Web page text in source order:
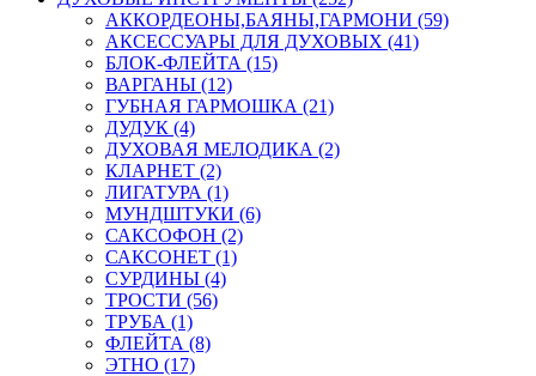
АККОРДЕОНЫ,БАЯНЫ,ГАРМОНИ (59)
АКСЕССУАРЫ ДЛЯ ДУХОВЫХ (41)
БЛОК-ФЛЕЙТА (15)
ВАРГАНЫ (12)
ГУБНАЯ ГАРМОШКА (21)
ДУДУК (4)
ДУХОВАЯ МЕЛОДИКА (2)
КЛАРНЕТ (2)
ЛИГАТУРА (1)
МУНДШТУКИ (6)
САКСОФОН (2)
САКСОНЕТ (1)
СУРДИНЫ (4)
ТРОСТИ (56)
ТРУБА (1)
ФЛЕЙТА (8)
ЭТНО (17)